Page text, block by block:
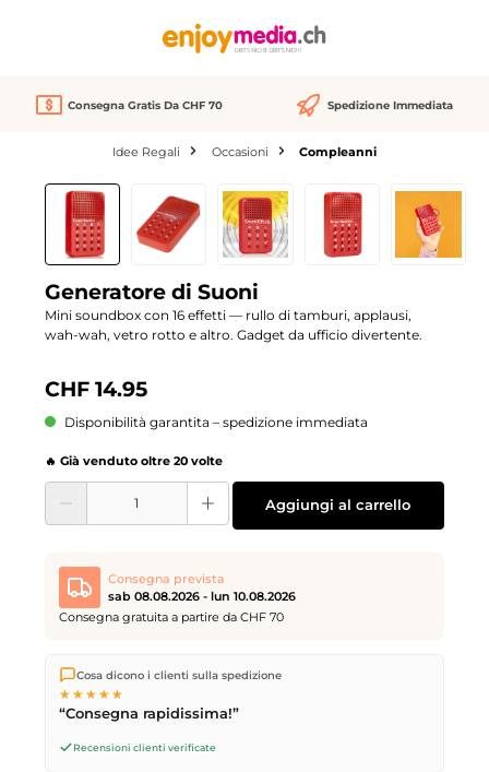
Consegna Gratis Da CHF 70 Spedizione Immediata
Idee Regali Occasioni Compleanni
Salta la galleria di immagini
Generatore di Suoni
Mini soundbox con 16 effetti — rullo di tamburi, applausi,
wah-wah, vetro rotto e altro. Gadget da ufficio divertente.
CHF 14.95
Disponibilità garantita – spedizione immediata
🔥 Già venduto oltre 20 volte
Quantità del prodotto: inserisci la quantità desiderata o usa i pulsanti per
Aggiungi al carrello
Consegna prevista
sab 08.08.2026 - lun 10.08.2026
Consegna gratuita a partire da CHF 70
Spediamo direttamente dal nostro magazzino a Kriens, in
Svizzera.Consegna gratuitaa partire da
effettuati entro le
giorno lavorativo successivo
venerdì, ore 17.
Cosa dicono i clienti sulla spedizione
★★★★★
“Consegna rapidissima!”
Recensioni clienti verificate